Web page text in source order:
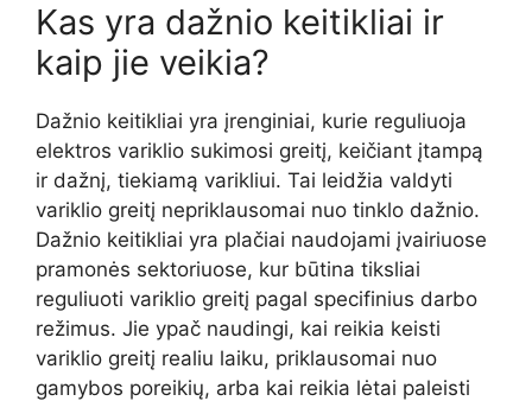
Kas yra dažnio keitikliai ir
kaip jie veikia?
Dažnio keitikliai yra įrenginiai, kurie reguliuoja
elektros variklio sukimosi greitį, keičiant įtampą
ir dažnį, tiekiamą varikliui. Tai leidžia valdyti
variklio greitį nepriklausomai nuo tinklo dažnio.
Dažnio keitikliai yra plačiai naudojami įvairiuose
pramonės sektoriuose, kur būtina tiksliai
reguliuoti variklio greitį pagal specifinius darbo
režimus. Jie ypač naudingi, kai reikia keisti
variklio greitį realiu laiku, priklausomai nuo
gamybos poreikių, arba kai reikia lėtai paleisti